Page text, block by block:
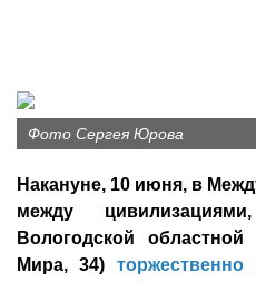
Фото Сергея Юрова
Накануне, 10 июня, в
между
Вологодской
Мира, 34)